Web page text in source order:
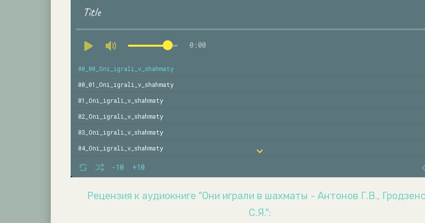
Title
0:00
-10 +10
00_00_Oni_igrali_v_shahmaty
00_01_Oni_igrali_v_shahmaty
01_Oni_igrali_v_shahmaty
02_Oni_igrali_v_shahmaty
03_Oni_igrali_v_shahmaty
04_Oni_igrali_v_shahmaty
05_Oni_igrali_v_shahmaty
06_Oni_igrali_v_shahmaty
07_Oni_igrali_v_shahmaty
Рецензия к аудиокниге "Они играли в шахматы - Антонов Г.В.,
С.Я.":